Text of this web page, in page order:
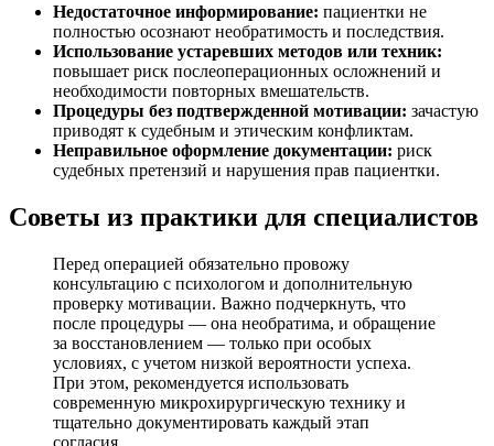
Недостаточное информирование: пациентки не
полностью осознают необратимость и последствия.
Использование устаревших методов или техник:
повышает риск послеоперационных осложнений и
необходимости повторных вмешательств.
Процедуры без подтвержденной мотивации: зачастую
приводят к судебным и этическим конфликтам.
Неправильное оформление документации: риск
судебных претензий и нарушения прав пациентки.
Советы из практики для специалистов
Перед операцией обязательно провожу
консультацию с психологом и дополнительную
проверку мотивации. Важно подчеркнуть, что
после процедуры — она необратима, и обращение
за восстановлением — только при особых
условиях, с учетом низкой вероятности успеха.
При этом, рекомендуется использовать
современную микрохирургическую технику и
тщательно документировать каждый этап
согласия.